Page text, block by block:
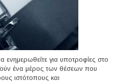
για υποτροφίες στο
ένα μέρος των θέσεων που
ιστότοπους και